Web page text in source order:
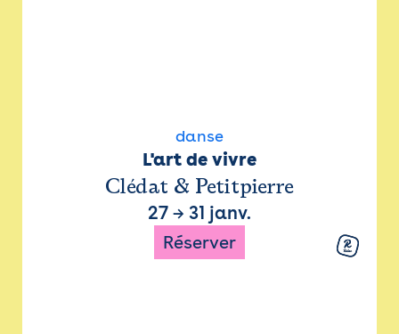
danse
L'art de vivre
Clédat & Petitpierre
27 → 31 janv.
Réserver